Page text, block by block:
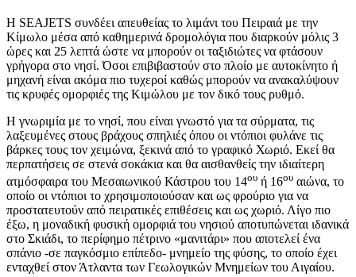
Η SEAJETS συνδέει απευθείας το λιμάνι του Πειραιά με την
Κίμωλο μέσα από καθημερινά δρομολόγια που διαρκούν μόλις 3
ώρες και 25 λεπτά ώστε να μπορούν οι ταξιδιώτες να φτάσουν
γρήγορα στο νησί. Όσοι επιβιβαστούν στο πλοίο με αυτοκίνητο ή
μηχανή είναι ακόμα πιο τυχεροί καθώς μπορούν να ανακαλύψουν
τις κρυφές ομορφιές της Κιμώλου με τον δικό τους ρυθμό.
Η γνωριμία με το νησί, που είναι γνωστό για τα σύρματα, τις
λαξευμένες στους βράχους σπηλιές όπου οι ντόπιοι φυλάνε τις
βάρκες τους τον χειμώνα, ξεκινά από το γραφικό Χωριό. Εκεί θα
περπατήσεις σε στενά σοκάκια και θα αισθανθείς την ιδιαίτερη
ατμόσφαιρα του Μεσαιωνικού Κάστρου του 14ου ή 16ου αιώνα, το
οποίο οι ντόπιοι το χρησιμοποιούσαν και ως φρούριο για να
προστατευτούν από πειρατικές επιθέσεις και ως χωριό. Λίγο πιο
έξω, η μοναδική φυσική ομορφιά του νησιού αποτυπώνεται ιδανικά
στο Σκιάδι, το περίφημο πέτρινο «μανιτάρι» που αποτελεί ένα
σπάνιο -σε παγκόσμιο επίπεδο- μνημείο της φύσης, το οποίο έχει
ενταχθεί στον Άτλαντα των Γεωλογικών Μνημείων του Αιγαίου.